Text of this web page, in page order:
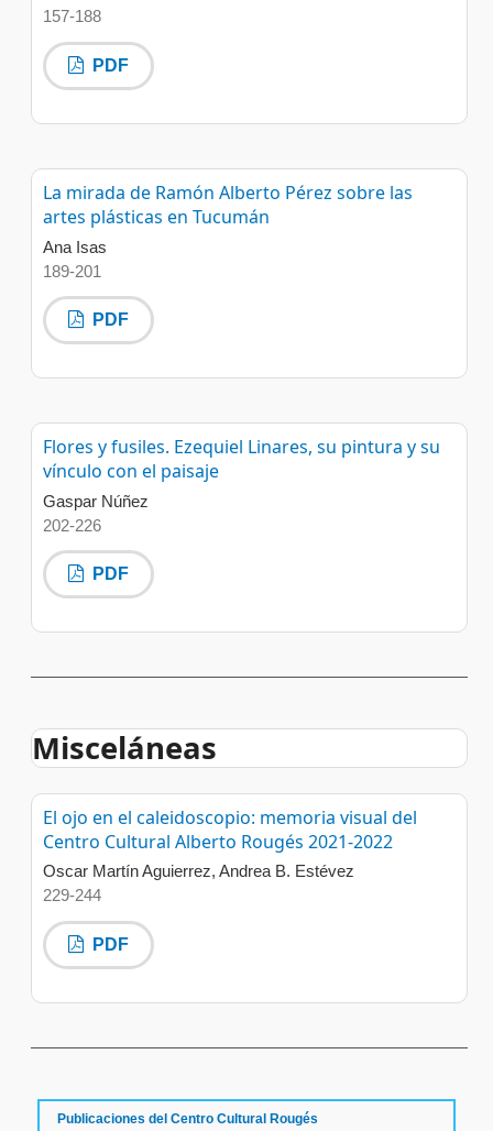
157-188
PDF
La mirada de Ramón Alberto Pérez sobre las
artes plásticas en Tucumán
Ana Isas
189-201
PDF
Flores y fusiles. Ezequiel Linares, su pintura y su
vínculo con el paisaje
Gaspar Núñez
202-226
PDF
Misceláneas
El ojo en el caleidoscopio: memoria visual del
Centro Cultural Alberto Rougés 2021-2022
Oscar Martín Aguierrez, Andrea B. Estévez
229-244
PDF
Publicaciones del Centro Cultural Rougés